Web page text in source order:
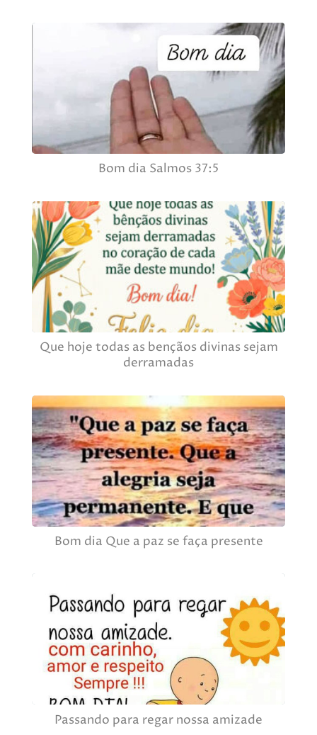
Bom dia Salmos 37:5
Que hoje todas as bençãos divinas sejam
derramadas
Bom dia Que a paz se faça presente
Passando para regar nossa amizade